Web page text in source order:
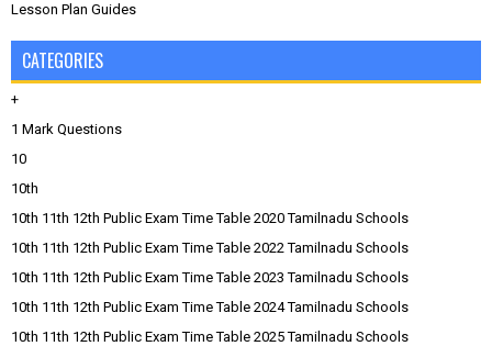
Lesson Plan Guides
CATEGORIES
+
1 Mark Questions
10
10th
10th 11th 12th Public Exam Time Table 2020 Tamilnadu Schools
10th 11th 12th Public Exam Time Table 2022 Tamilnadu Schools
10th 11th 12th Public Exam Time Table 2023 Tamilnadu Schools
10th 11th 12th Public Exam Time Table 2024 Tamilnadu Schools
10th 11th 12th Public Exam Time Table 2025 Tamilnadu Schools